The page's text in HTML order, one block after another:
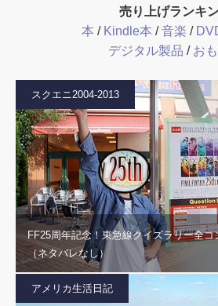
売り上げランキ
本 / Kindle本 /音楽 /
デジタル製品 / お
スクエニ2004-2013
FF25周年記念！東急線クイズラリー全コ
（ネタバレなし）
アメリカ生活日記